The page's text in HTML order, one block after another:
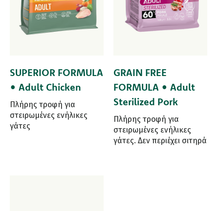
SUPERIOR FORMULA
• Adult Chicken
Πλήρης τροφή για
στειρωμένες ενήλικες
γάτες
GRAIN FREE
FORMULA • Adult
Sterilized Pork
Πλήρης τροφή για
στειρωμένες ενήλικες
γάτες. Δεν περιέχει σιτηρά